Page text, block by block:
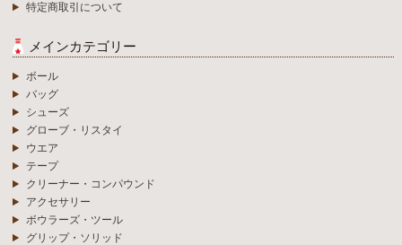
特定商取引について
メインカテゴリー
ボール
バッグ
シューズ
グローブ・リスタイ
ウエア
テープ
クリーナー・コンパウンド
アクセサリー
ボウラーズ・ツール
グリップ・ソリッド